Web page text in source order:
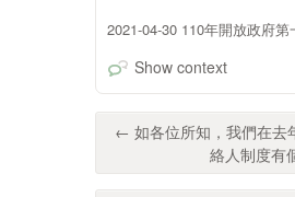
2021-04-30 110年開放政府
Show context
← 如各位所知，我們在去
絡人制度有